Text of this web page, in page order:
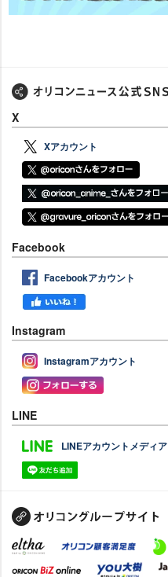
X
Xアカウント
Facebook
Facebookアカウント
Instagram
Instagramアカウント
LINE
LINEアカウントメディア